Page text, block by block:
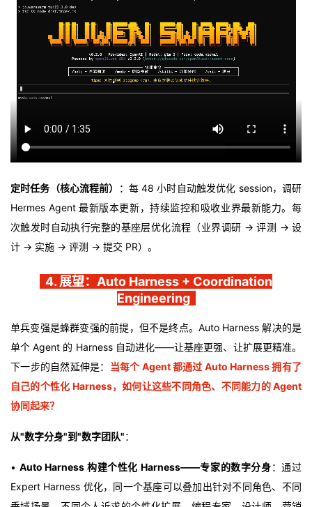
定时任务（核心流程前）
：每 48 小时自动触发优化 session，调研
Hermes Agent 最新版本更新，持续监控和吸收业界最新能力。每
次触发时自动执行完整的基座层优化流程（业界调研 → 评测 → 设
计 → 实施 → 评测 → 提交 PR）。
4. 展望：Auto Harness + Coordination
Engineering
单兵变强是蜂群变强的前提，但不是终点。Auto Harness 解决的是
单个 Agent 的 Harness 自动进化——让基座更强、让扩展更精准。
下一步的自然延伸是： 当每个 Agent 都通过 Auto Harness 拥有了
自己的个性化 Harness，如何让这些不同角色、不同能力的 Agent
协同起来？
从"数字分身"到"数字团队"：
• Auto Harness 构建个性化 Harness——专家的数字分身：通过
Expert Harness 优化，同一个基座可以叠加出针对不同角色、不同